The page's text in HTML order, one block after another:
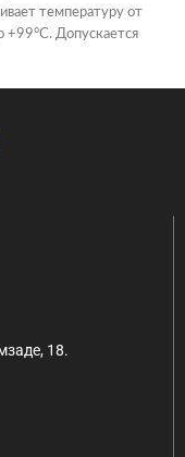
температуру от
+99°C. Допускается
посудомоечной машине при
18.